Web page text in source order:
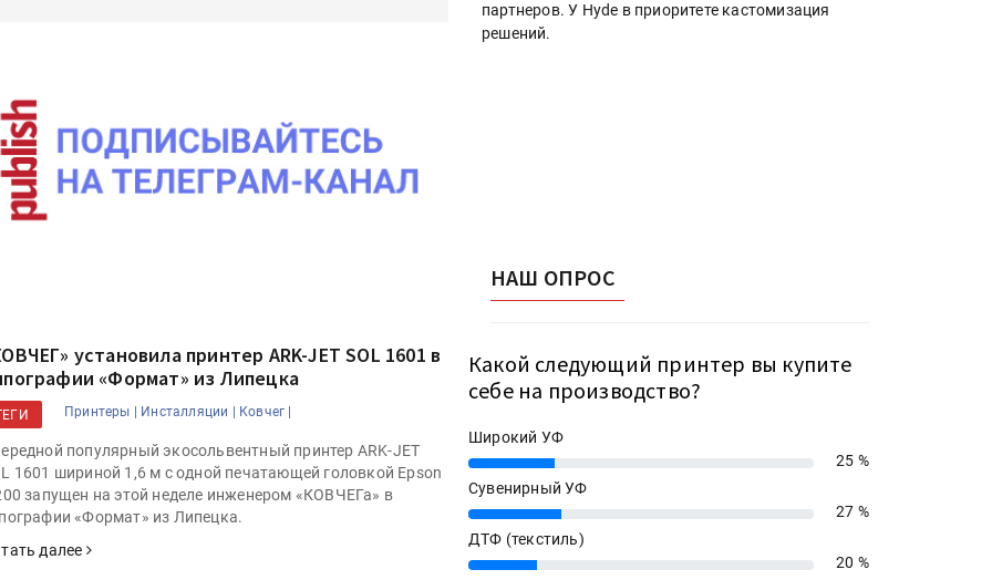
установила принтер ARK-JET SOL 1601 в
«Формат» из Липецка
Принтеры | Инсталляции | Ковчег |
популярный экосольвентный принтер ARK-JET
1601 шириной 1,6 м с одной печатающей головкой Epson
запущен на этой неделе инженером «КОВЧЕГа» в
«Формат» из Липецка.
далее
партнеров. У Hyde в приоритете кастомизация
решений.
НАШ ОПРОС
Какой следующий принтер вы купите
себе на производство?
Широкий УФ
25%
25 %
Сувенирный УФ
27%
27 %
ДТФ (текстиль)
20%
20 %